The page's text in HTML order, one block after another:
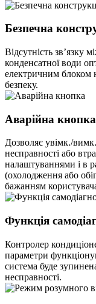
Безпечна
Відсутність зв’язку
конденсатної води
електричним блоком
безпеку.
Аварійна кнопка
Дозволяє увімк./
несправності або
налаштуваннями і в
(охолодження або
бажанням
Функція
Контролер
параметри
система буде
несправності.